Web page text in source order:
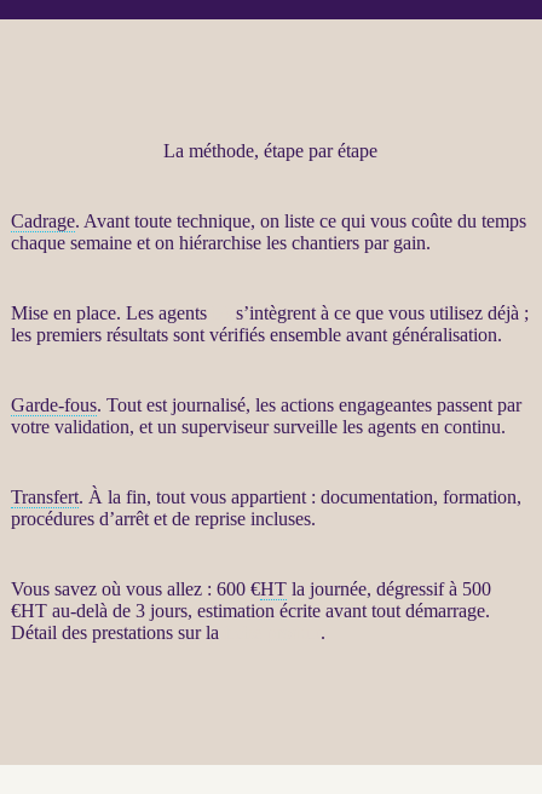
La méthode, étape par étape
Cadrage. Avant toute technique, on liste ce qui vous coûte du temps
chaque semaine et on hiérarchise les chantiers par gain.
Mise en place. Les agents
s’intègrent à ce que vous utilisez déjà ;
les premiers résultats sont vérifiés ensemble avant généralisation.
Garde-fous. Tout est journalisé, les actions engageantes passent par
votre validation, et un superviseur surveille les agentsen continu.
Transfert. À la fin, tout vous appartient : documentation, formation,
procédures d’arrêt et de reprise incluses.
Vous savez où vous allez : 600 €HTla journée, dégressif à 500
€HTau-delà de 3 jours, estimation écrite avant tout démarrage.
Détail des prestations sur la
.